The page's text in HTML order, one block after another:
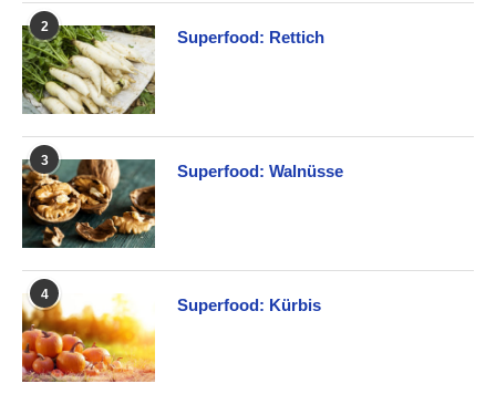
2
Superfood: Rettich
3
Superfood: Walnüsse
4
Superfood: Kürbis